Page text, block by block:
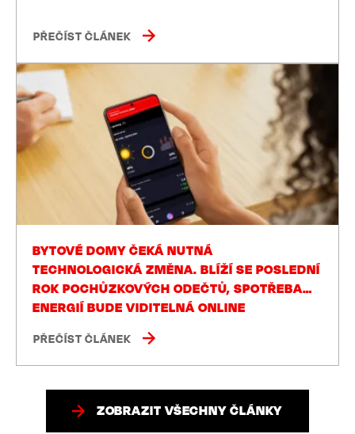
PŘEČÍST ČLÁNEK
BYTOVÉ DOMY ČEKÁ NUTNÁ
TECHNOLOGICKÁ ZMĚNA. BLÍŽÍ SE POSLEDNÍ
ROK POCHŮZKOVÝCH ODEČTŮ, SPOTŘEBA
ENERGIÍ BUDE VIDITELNÁ ONLINE
PŘEČÍST ČLÁNEK
ZOBRAZIT VŠECHNY ČLÁNKY